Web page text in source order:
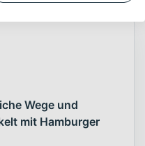
Wege und
mit Hamburger